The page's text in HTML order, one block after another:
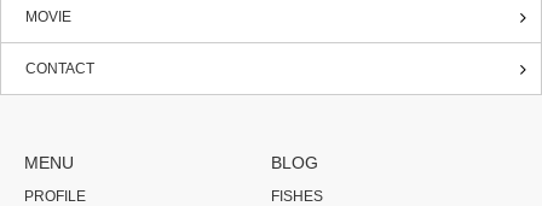
MOVIE
CONTACT
MENU
PROFILE
BLOG
FISHES